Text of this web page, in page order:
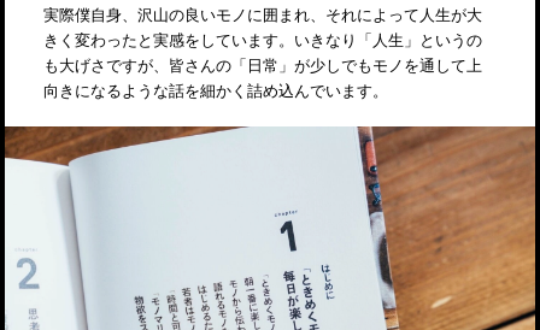
実際僕自身、沢山の良いモノに囲まれ、それによって人生が大
きく変わったと実感をしています。いきなり「人生」というの
も大げさですが、皆さんの「日常」が少しでもモノを通して上
向きになるような話を細かく詰め込んでいます。